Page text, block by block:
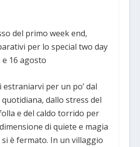
del primo week end,
per lo special two day
16 agosto
estraniarvi per un po’ dal
dallo stress del
e del caldo torrido per
di quiete e magia
è fermato. In un villaggio